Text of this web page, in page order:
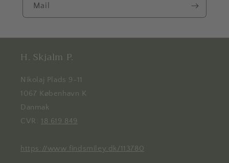
Mail
H. Skjalm P.
Nikolaj Plads 9-11
1067 København K
Danmak
CVR: 18 619 849
https://www.findsmiley.dk/113780